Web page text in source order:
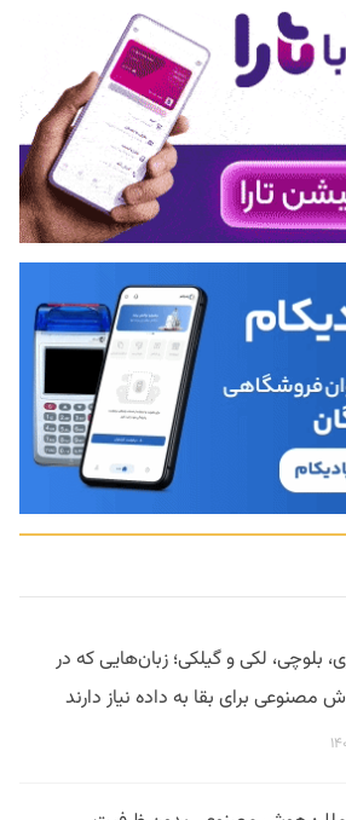
بلوچی، لکی و گیلکی؛ زبان‌هایی که در
برای بقا به داده نیاز دارند